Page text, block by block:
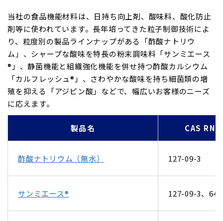
当社の食品機能材料は、日持ち向上剤、酸味料、酸化防止
剤等に使われています。長年培ってきた粒子制御技術によ
り、粒度別の製品ラインナップがある「酢酸ナトリウ
ム」、シャープな酸味を特長の粉末調味料「サンミエース
®」、静菌機能と組織強化機能を併せ持つ酢酸カルシウム
「カルフレッシュ®」、さわやかな酸味を持ち細菌類の増
殖を抑える「アジピン酸」などで、幅広いお客様のニーズ
に応えます。
製品名 CAS RN®
酢酸ナトリウム（無水） 127-09-3
サンミエース® 127-09-3、